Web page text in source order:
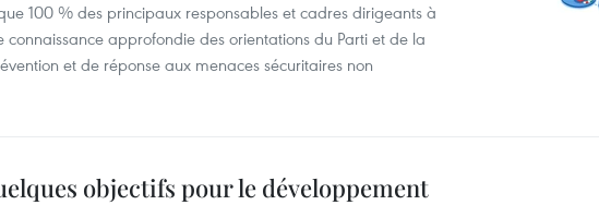
100 % des principaux responsables et cadres dirigeants à
connaissance approfondie des orientations du Parti et de la
et de réponse aux menaces sécuritaires non
objectifs pour le développement